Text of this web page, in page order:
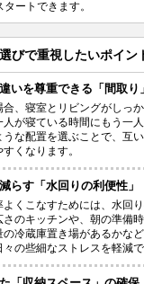
ートできます。
びで重視したいポイン
いを尊重できる「間取り」
、寝室とリビングがしっ
が寝ている時間にもう一
な配置を選ぶことで、互
くなります。
らす「水回りの利便性」
くこなすためには、水回
のキッチンや、朝の準備
冷蔵庫置き場があるかな
の些細なストレスを軽減で